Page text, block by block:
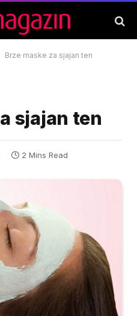
Brze maske za sjajan ten
sjajan ten
2 Mins Read